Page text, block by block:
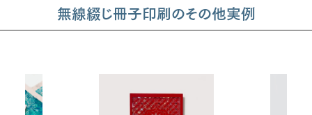
無線綴じ冊子印刷のその他実例